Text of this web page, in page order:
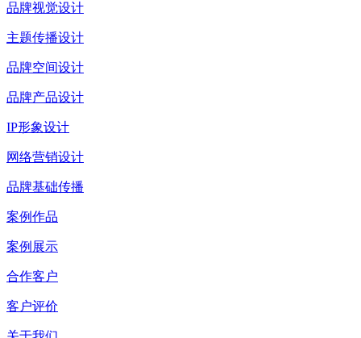
品牌视觉设计
主题传播设计
品牌空间设计
品牌产品设计
IP形象设计
网络营销设计
品牌基础传播
案例作品
案例展示
合作客户
客户评价